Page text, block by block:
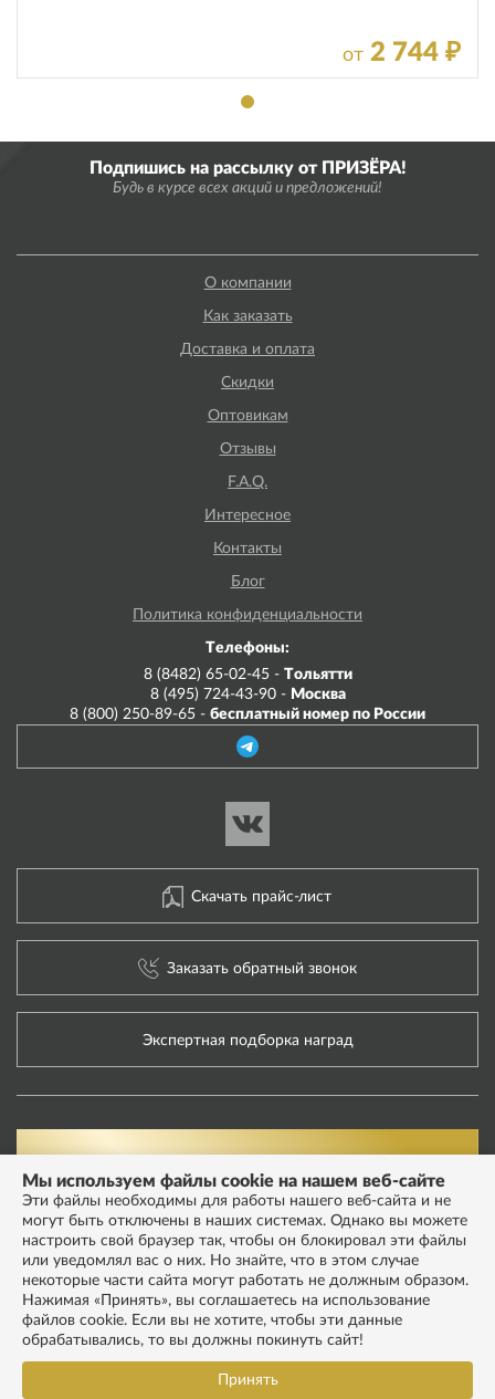
от 2 744 ₽
Подпишись на рассылку от ПРИЗЁРА!
Будь в курсе всех акций и предложений!
О компании
Как заказать
Доставка и оплата
Скидки
Оптовикам
Отзывы
F.A.Q.
Интересное
Контакты
Блог
Политика конфиденциальности
Телефоны:
8 (8482) 65-02-45 - Тольятти
8 (495) 724-43-90 - Москва
8 (800) 250-89-65 - бесплатный номер по России
Скачать прайс-лист
Заказать обратный звонок
Экспертная подборка наград
Мы используем файлы cookie на нашем веб-сайте
Эти файлы необходимы для работы нашего веб-сайта и не
могут быть отключены в наших системах. Однако вы можете
настроить свой браузер так, чтобы он блокировал эти файлы
или уведомлял вас о них. Но знайте, что в этом случае
некоторые части сайта могут работать не должным образом.
Нажимая «Принять», вы соглашаетесь на использование
файлов cookie. Если вы не хотите, чтобы эти данные
обрабатывались, то вы должны покинуть сайт!
Принять